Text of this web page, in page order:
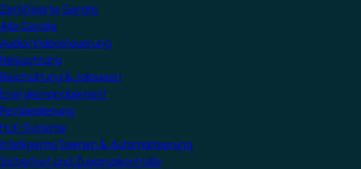
Zertifizierte Geräte
Alle Geräte
Audio/Videosteuerung
Beleuchtung
Beschattung & Jalousien
Energiemanagement
Fernbedienung
HLK-Systeme
Intelligente Szenen & Automatisierung
Sicherheit und Zugangskontrolle